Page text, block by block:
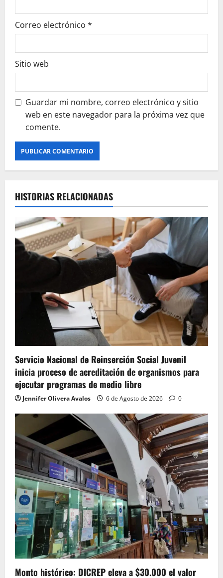
Correo electrónico *
Sitio web
Guardar mi nombre, correo electrónico y sitio
web en este navegador para la próxima vez que
comente.
HISTORIAS RELACIONADAS
Servicio Nacional de Reinserción Social Juvenil
inicia proceso de acreditación de organismos para
ejecutar programas de medio libre
Jennifer Olivera Avalos 6 de Agosto de 2026 0
Monto histórico: DICREP eleva a $30.000 el valor